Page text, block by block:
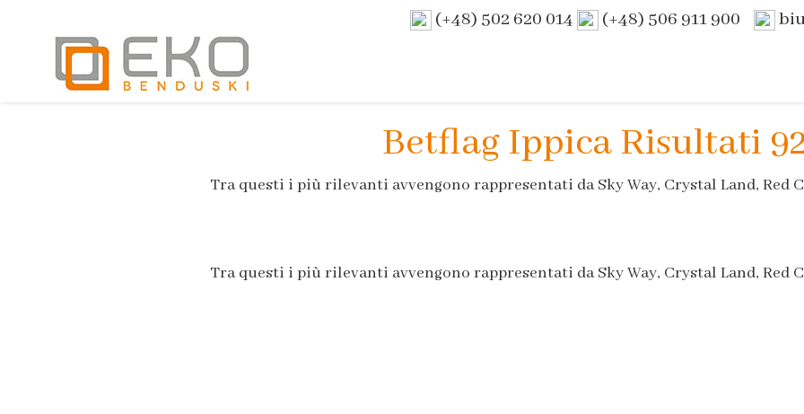
(+48) 502 620 014 (+48) 506 911 900
Betflag Ippica Risultati
Tra questi i più rilevanti avvengono rappresentati da Sky Way, Crystal Land, Red
Tra questi i più rilevanti avvengono rappresentati da Sky Way, Crystal Land, Red